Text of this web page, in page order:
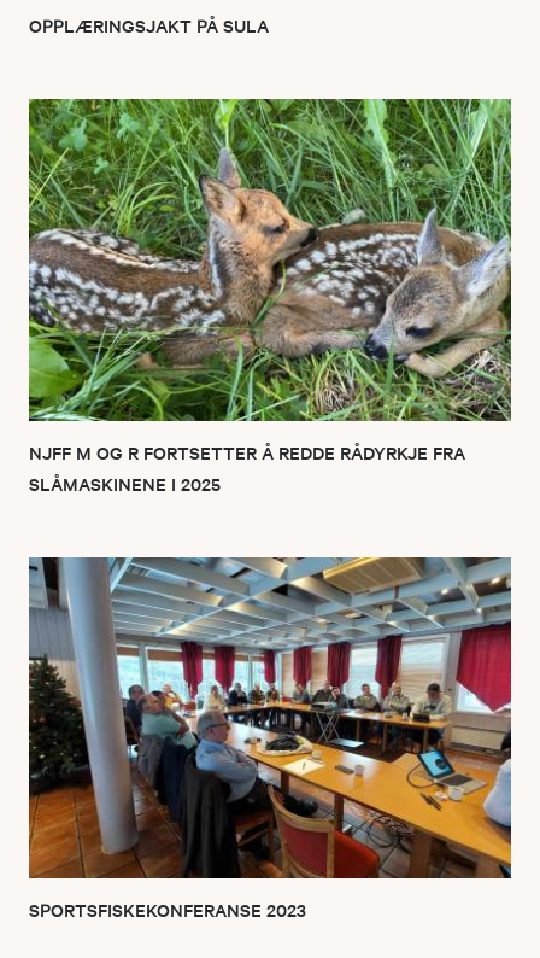
OPPLÆRINGSJAKT PÅ SULA
NJFF M OG R FORTSETTER Å REDDE RÅDYRKJE FRA
SLÅMASKINENE I 2025
SPORTSFISKEKONFERANSE 2023